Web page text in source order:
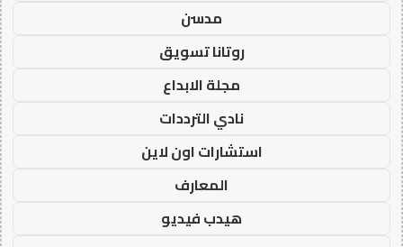
مدسن
روتانا تسويق
مجلة الابداع
نادي الترددات
استشارات اون لاين
المعارف
هيدب فيديو